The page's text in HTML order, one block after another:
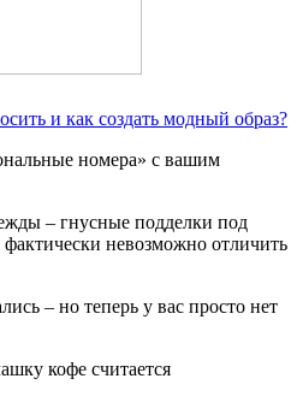
и как создать модный образ?
номера» с вашим
– гнусные подделки под
невозможно отличить
– но теперь у вас просто нет
кофе считается